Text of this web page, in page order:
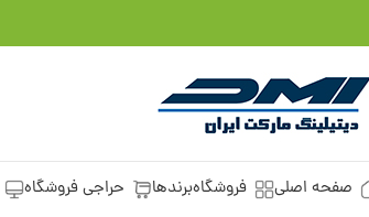
صفحه اصلی فروشگاهبرندها حراجی فروشگاه